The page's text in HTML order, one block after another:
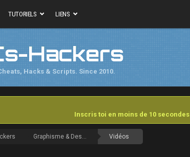
TUTORIELS LIENS
Hackers
Hacks & Scripts. Since 2010.
Inscris toi en moins de 10 secondes
Graphisme & Design Vidéos